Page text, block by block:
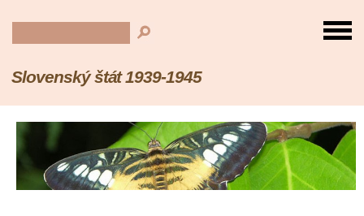
Slovenský štát 1939-1945